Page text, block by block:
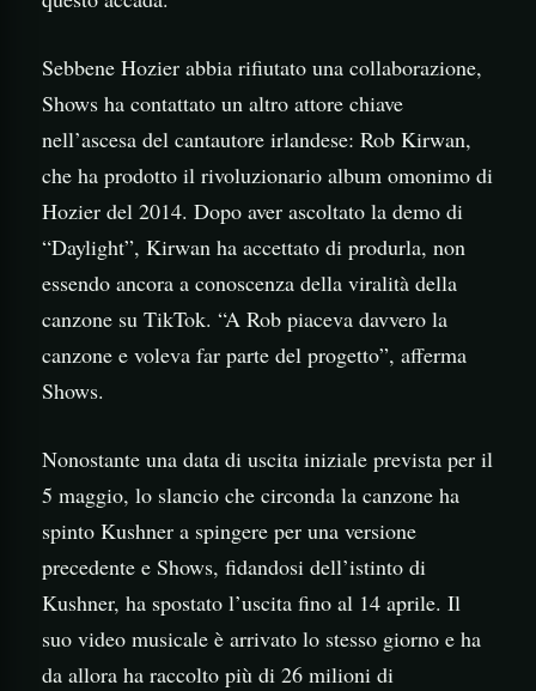
Sebbene Hozier abbia rifiutato una collaborazione,
Shows ha contattato un altro attore chiave
nell’ascesa del cantautore irlandese: Rob Kirwan,
che ha prodotto il rivoluzionario album omonimo di
Hozier del 2014. Dopo aver ascoltato la demo di
“Daylight”, Kirwan ha accettato di produrla, non
essendo ancora a conoscenza della viralità della
canzone su TikTok. “A Rob piaceva davvero la
canzone e voleva far parte del progetto”, afferma
Shows.
Nonostante una data di uscita iniziale prevista per il
5 maggio, lo slancio che circonda la canzone ha
spinto Kushner a spingere per una versione
precedente e Shows, fidandosi dell’istinto di
Kushner, ha spostato l’uscita fino al 14 aprile. Il
suo video musicale è arrivato lo stesso giorno e ha
da allora ha raccolto più di 26 milioni di